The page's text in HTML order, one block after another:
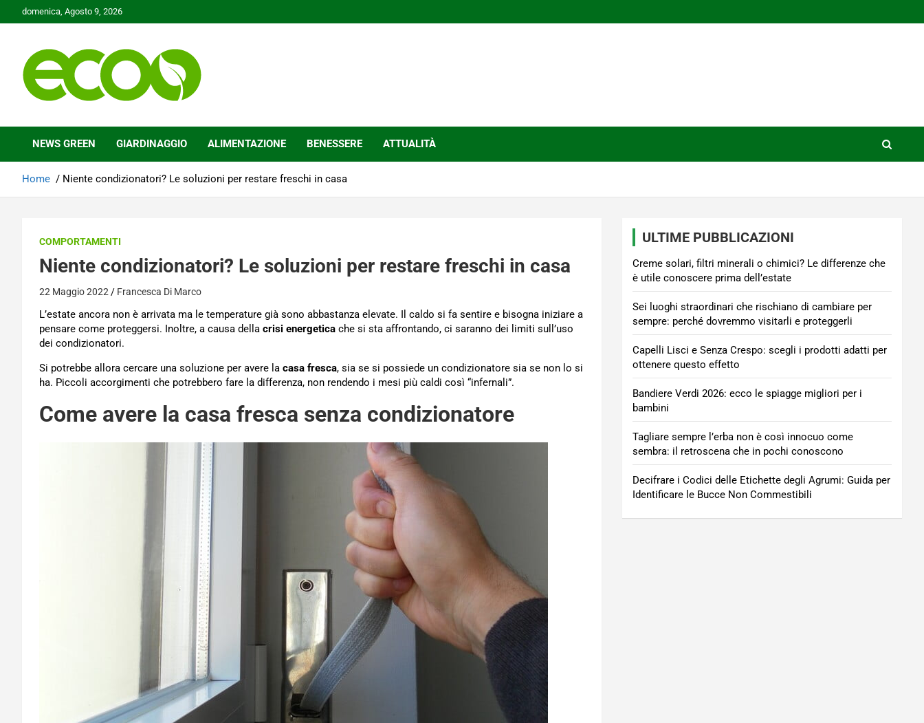
to
domenica, Agosto 9, 2026
Ecoo.it
NEWS GREEN GIARDINAGGIO ALIMENTAZIONE BENESSERE ATTUALITÀ
Home Niente condizionatori? Le soluzioni per restare freschi in casa
COMPORTAMENTI
Niente condizionatori? Le soluzioni per restare freschi in casa
22 Maggio 2022 Francesca Di Marco
L’estate ancora non è arrivata ma le temperature già sono abbastanza elevate. Il caldo si fa sentire e bisogna iniziare a
pensare come proteggersi. Inoltre, a causa della crisi energetica che si sta affrontando, ci saranno dei limiti sull’uso
dei condizionatori.
Si potrebbe allora cercare una soluzione per avere la casa fresca, sia se si possiede un condizionatore sia se non lo si
ha. Piccoli accorgimenti che potrebbero fare la differenza, non rendendo i mesi più caldi così “infernali”.
Come avere la casa fresca senza condizionatore
ULTIME PUBBLICAZIONI
Creme solari, filtri minerali o chimici? Le differenze che
è utile conoscere prima dell’estate
Sei luoghi straordinari che rischiano di cambiare per
sempre: perché dovremmo visitarli e proteggerli
Capelli Lisci e Senza Crespo: scegli i prodotti adatti per
ottenere questo effetto
Bandiere Verdi 2026: ecco le spiagge migliori per i
bambini
Tagliare sempre l’erba non è così innocuo come
sembra: il retroscena che in pochi conoscono
Decifrare i Codici delle Etichette degli Agrumi: Guida per
Identificare le Bucce Non Commestibili